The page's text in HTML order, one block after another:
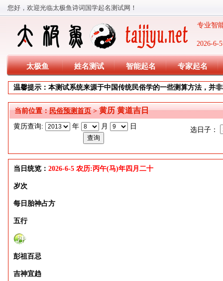
您好，欢迎光临太极鱼诗词国学起名测试网！
2026-6-
专业智
太极鱼 姓名测试 智能起名 专家起名
温馨提示：本测试系统来源于中国传统民俗学的一些测算方法，并
当前位置：民俗预测首页>黄历 黄道吉日
黄历查询: 年 月 日 选日子：
当日统览： 2026-6-5 农历:丙午(马)年四月二十
岁次
每日胎神占方
五行
彭祖百忌
吉神宜趋